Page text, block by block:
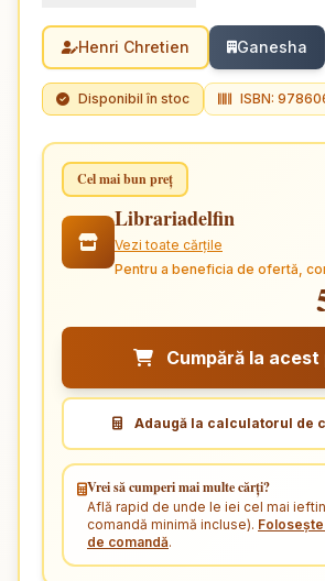
Henri Chretien Ganesha
Disponibil în stoc ISBN:
Cel mai bun preț
Librariadelfin
Vezi toate cărțile
Pentru a beneficia de ofertă,
Cumpără la
Adaugă la calculatorul de
Vrei să cumperi mai multe cărți?
Află rapid de unde le iei cel mai
comandă minimă incluse).
de comandă.